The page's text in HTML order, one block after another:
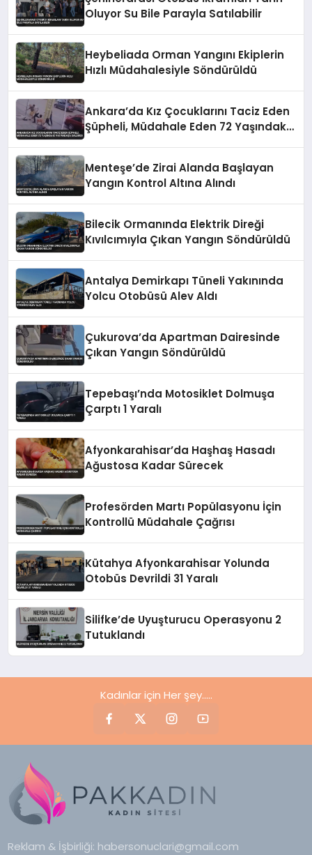
Oluyor Su Bile Parayla Satılabilir
Heybeliada Orman Yangını Ekiplerin
Hızlı Müdahalesiyle Söndürüldü
Ankara’da Kız Çocuklarını Taciz Eden
Şüpheli, Müdahale Eden 72 Yaşındaki
Menteşe’de Zirai Alanda Başlayan
Yangın Kontrol Altına Alındı
Bilecik Ormanında Elektrik Direği
Kıvılcımıyla Çıkan Yangın Söndürüldü
Antalya Demirkapı Tüneli Yakınında
Yolcu Otobüsü Alev Aldı
Çukurova’da Apartman Dairesinde
Çıkan Yangın Söndürüldü
Tepebaşı’nda Motosiklet Dolmuşa
Çarptı 1 Yaralı
Afyonkarahisar’da Haşhaş Hasadı
Ağustosa Kadar Sürecek
Profesörden Martı Popülasyonu İçin
Kontrollü Müdahale Çağrısı
Kütahya Afyonkarahisar Yolunda
Otobüs Devrildi 31 Yaralı
Silifke’de Uyuşturucu Operasyonu 2
Tutuklandı
Kadınlar için Her şey.....
Reklam & İşbirliği: habersonuclari@gmail.com